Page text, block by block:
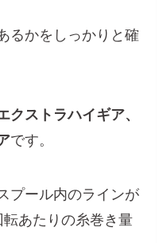
るかをしっかりと確
クストラハイギア、
です。
プール内のラインが
あたりの糸巻き量